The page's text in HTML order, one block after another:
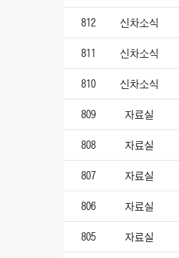
812 신차소식
811 신차소식
810 신차소식
809 자료실
808 자료실
807 자료실
806 자료실
805 자료실